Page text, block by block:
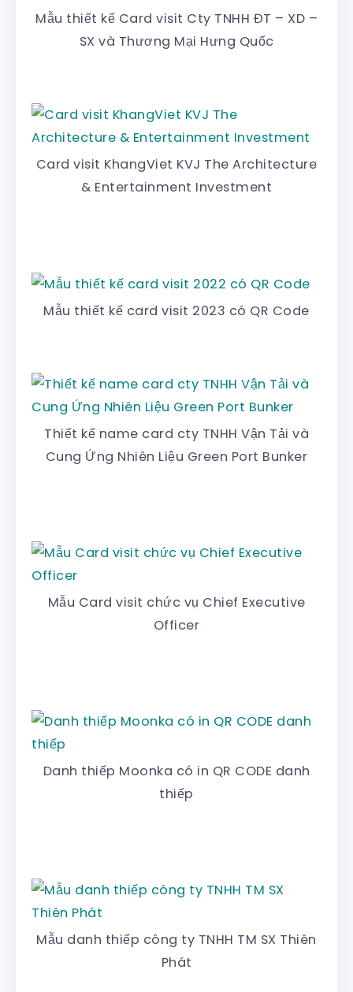
Mẫu thiết kế Card visit Cty TNHH ĐT – XD –
SX và Thương Mại Hưng Quốc
Card visit KhangViet KVJ The Architecture
& Entertainment Investment
Mẫu thiết kế card visit 2023 có QR Code
Thiết kế name card cty TNHH Vận Tải và
Cung Ứng Nhiên Liệu Green Port Bunker
Mẫu Card visit chức vụ Chief Executive
Officer
Danh thiếp Moonka có in QR CODE danh
thiếp
Mẫu danh thiếp công ty TNHH TM SX Thiên
Phát